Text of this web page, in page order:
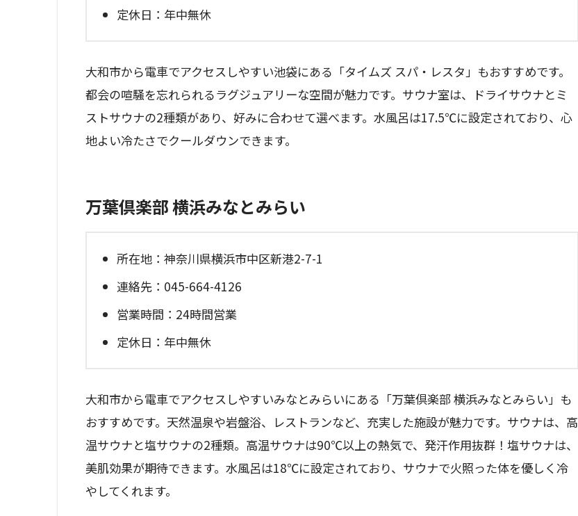
定休日：年中無休
大和市から電車でアクセスしやすい池袋にある「タイムズ スパ・レスタ」もおすすめです。
都会の喧騒を忘れられるラグジュアリーな空間が魅力です。サウナ室は、ドライサウナとミ
ストサウナの2種類があり、好みに合わせて選べます。水風呂は17.5℃に設定されており、心
地よい冷たさでクールダウンできます。
万葉倶楽部 横浜みなとみらい
所在地：神奈川県横浜市中区新港2-7-1
連絡先：045-664-4126
営業時間：24時間営業
定休日：年中無休
大和市から電車でアクセスしやすいみなとみらいにある「万葉倶楽部 横浜みなとみらい」も
おすすめです。天然温泉や岩盤浴、レストランなど、充実した施設が魅力です。サウナは、高
温サウナと塩サウナの2種類。高温サウナは90℃以上の熱気で、発汗作用抜群！塩サウナは、
美肌効果が期待できます。水風呂は18℃に設定されており、サウナで火照った体を優しく冷
やしてくれます。